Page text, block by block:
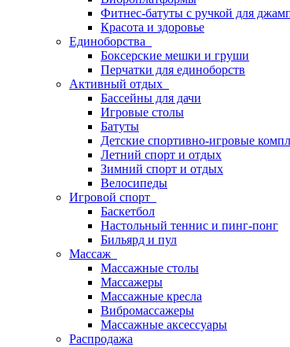
Фитнес-батуты с ручкой для
Красота и здоровье
Единоборства
Боксерские мешки и груши
Перчатки для единоборств
Активный отдых
Бассейны для дачи
Игровые столы
Батуты
Детские спортивно-игровые
Летний спорт и отдых
Зимний спорт и отдых
Велосипеды
Игровой спорт
Баскетбол
Настольный теннис и пинг-понг
Бильярд и пул
Массаж
Массажные столы
Массажеры
Массажные кресла
Вибромассажеры
Массажные аксессуары
Распродажа